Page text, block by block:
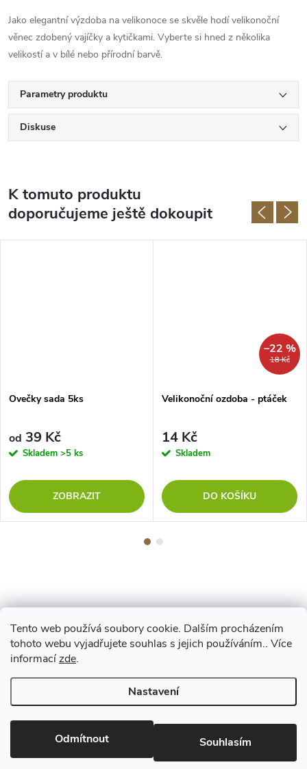
Tento web používá soubory cookie. Dalším procházením
tohoto webu vyjadřujete souhlas s jejich používáním.. Více
informacízde.
Nastavení
Odmítnout Souhlasím
Jako elegantní výzdoba na velikonoce se skvěle hodí velikonoční
věnec zdobený vajíčky a kytičkami. Vyberte si hned z několika
velikostí a v bílé nebo přírodní barvě.
Parametry produktu
Diskuse
K tomuto produktu
doporučujeme ještě dokoupit
Ovečky sada 5ks
od 39 Kč
Skladem >5 ks
ZOBRAZIT
18 Kč
–22 %
Velikonoční ozdoba - ptáček
14 Kč
Skladem
DO KOŠÍKU
Z
á
p
a
Copyright 2026www.vyrejeme.cz. Všechna práva vyhrazena.Upravit
nastavení cookies